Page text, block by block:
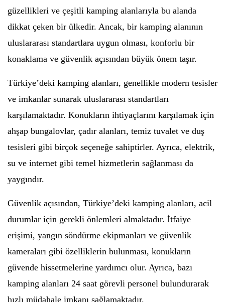
güzellikleri ve çeşitli kamping alanlarıyla bu alanda
dikkat çeken bir ülkedir. Ancak, bir kamping alanının
uluslararası standartlara uygun olması, konforlu bir
konaklama ve güvenlik açısından büyük önem taşır.
Türkiye’deki kamping alanları, genellikle modern tesisler
ve imkanlar sunarak uluslararası standartları
karşılamaktadır. Konukların ihtiyaçlarını karşılamak için
ahşap bungalovlar, çadır alanları, temiz tuvalet ve duş
tesisleri gibi birçok seçeneğe sahiptirler. Ayrıca, elektrik,
su ve internet gibi temel hizmetlerin sağlanması da
yaygındır.
Güvenlik açısından, Türkiye’deki kamping alanları, acil
durumlar için gerekli önlemleri almaktadır. İtfaiye
erişimi, yangın söndürme ekipmanları ve güvenlik
kameraları gibi özelliklerin bulunması, konukların
güvende hissetmelerine yardımcı olur. Ayrıca, bazı
kamping alanları 24 saat görevli personel bulundurarak
hızlı müdahale imkanı sağlamaktadır.